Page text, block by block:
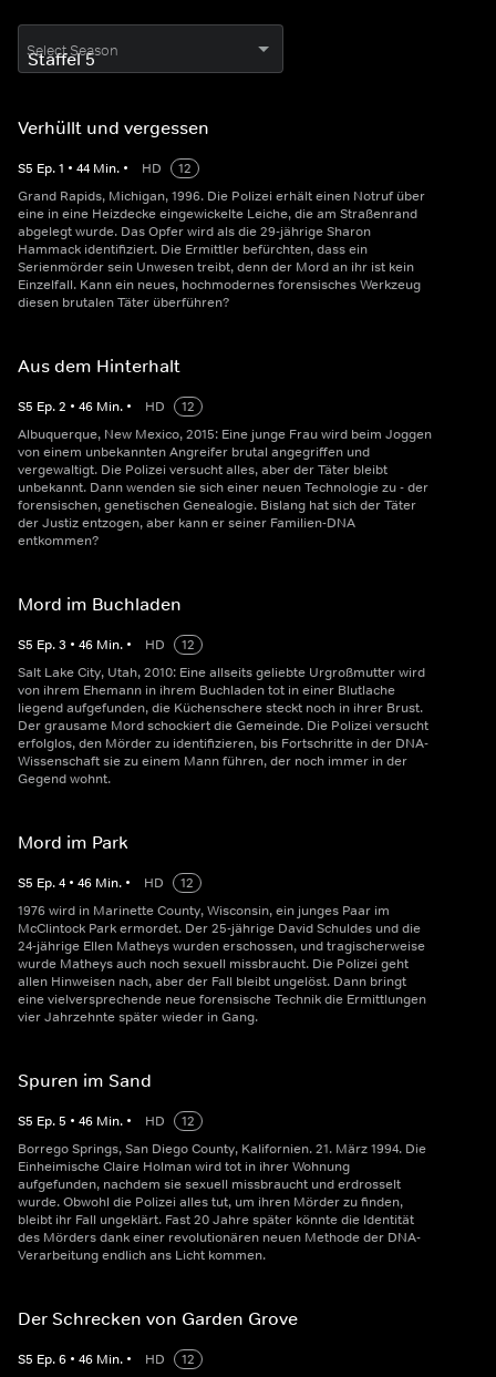
Select Season
Verhüllt und vergessen
S5 Ep.1 • 44 Min. • HD
12
Grand Rapids, Michigan, 1996. Die Polizei erhält einen Notruf über
eine in eine Heizdecke eingewickelte Leiche, die am Straßenrand
abgelegt wurde. Das Opfer wird als die 29-jährige Sharon
Hammack identifiziert. Die Ermittler befürchten, dass ein
Serienmörder sein Unwesen treibt, denn der Mord an ihr ist kein
Einzelfall. Kann ein neues, hochmodernes forensisches Werkzeug
diesen brutalen Täter überführen?
Aus dem Hinterhalt
S5 Ep.2 • 46 Min. • HD
12
Albuquerque, New Mexico, 2015: Eine junge Frau wird beim Joggen
von einem unbekannten Angreifer brutal angegriffen und
vergewaltigt. Die Polizei versucht alles, aber der Täter bleibt
unbekannt. Dann wenden sie sich einer neuen Technologie zu - der
forensischen, genetischen Genealogie. Bislang hat sich der Täter
der Justiz entzogen, aber kann er seiner Familien-DNA
entkommen?
Mord im Buchladen
S5 Ep.3 • 46 Min. • HD
12
Salt Lake City, Utah, 2010: Eine allseits geliebte Urgroßmutter wird
von ihrem Ehemann in ihrem Buchladen tot in einer Blutlache
liegend aufgefunden, die Küchenschere steckt noch in ihrer Brust.
Der grausame Mord schockiert die Gemeinde. Die Polizei versucht
erfolglos, den Mörder zu identifizieren, bis Fortschritte in der DNA-
Wissenschaft sie zu einem Mann führen, der noch immer in der
Gegend wohnt.
Mord im Park
S5 Ep.4 • 46 Min. • HD
12
1976 wird in Marinette County, Wisconsin, ein junges Paar im
McClintock Park ermordet. Der 25-jährige David Schuldes und die
24-jährige Ellen Matheys wurden erschossen, und tragischerweise
wurde Matheys auch noch sexuell missbraucht. Die Polizei geht
allen Hinweisen nach, aber der Fall bleibt ungelöst. Dann bringt
eine vielversprechende neue forensische Technik die Ermittlungen
vier Jahrzehnte später wieder in Gang.
Spuren im Sand
S5 Ep.5 • 46 Min. • HD
12
Borrego Springs, San Diego County, Kalifornien. 21. März 1994. Die
Einheimische Claire Holman wird tot in ihrer Wohnung
aufgefunden, nachdem sie sexuell missbraucht und erdrosselt
wurde. Obwohl die Polizei alles tut, um ihren Mörder zu finden,
bleibt ihr Fall ungeklärt. Fast 20 Jahre später könnte die Identität
des Mörders dank einer revolutionären neuen Methode der DNA-
Verarbeitung endlich ans Licht kommen.
Der Schrecken von Garden Grove
S5 Ep.6 • 46 Min. • HD
12